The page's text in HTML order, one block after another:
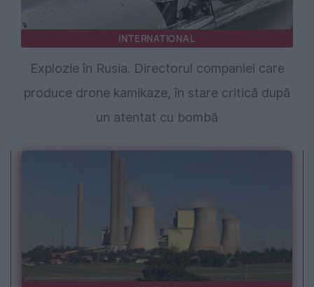
INTERNATIONAL
Explozie în Rusia. Directorul companiei care
produce drone kamikaze, în stare critică după
un atentat cu bombă